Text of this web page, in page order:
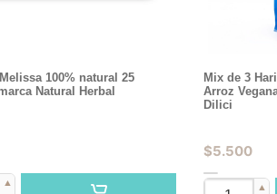
100% natural 25
Natural Herbal
▲
Mix de 3
Arroz
Dilici
$5.500
▲